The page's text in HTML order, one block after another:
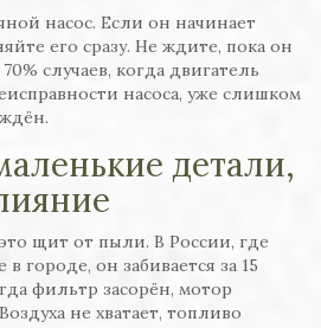
насос. Если он начинает
его сразу. Не ждите, пока он
случаев, когда двигатель
насоса, уже слишком
детали,
щит от пыли. В России, где
городе, он забивается за 15
фильтр засорён, мотор
не хватает, топливо